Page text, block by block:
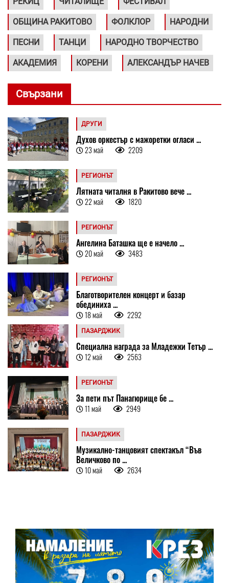
ОБЩИНА РАКИТОВО ФОЛКЛОР НАРОДНИ
ПЕСНИ ТАНЦИ НАРОДНО ТВОРЧЕСТВО
АКАДЕМИЯ КОРЕНИ АЛЕКСАНДЪР НАЧЕВ
Свързани
ДРУГИ
Духов оркестър с мажоретки огласи ...
23 май 2209
РЕГИОНЪТ
Лятната читалня в Ракитово вече ...
22 май 1820
РЕГИОНЪТ
Ангелина Баташка ще е начело ...
20 май 3483
РЕГИОНЪТ
Благотворителен концерт и базар
обединиха ...
18 май 2292
ПАЗАРДЖИК
Специална награда за Младежки Тетър ...
12 май 2563
РЕГИОНЪТ
За пети път Панагюрище бе ...
11 май 2949
ПАЗАРДЖИК
Музикално-танцовият спектакъл “Във
Величково по ...
10 май 2634